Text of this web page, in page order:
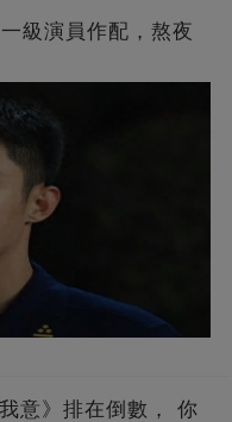
級演員作配，熬夜
意》排在倒數， 你